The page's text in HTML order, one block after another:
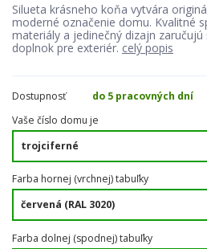
Silueta krásneho koňa vytvára
moderné označenie domu. Kvalitné
materiály a jedinečný dizajn
doplnok pre exteriér. celý popis
Dostupnosť
do 5 pracovných dní
Vaše číslo domu je
Farba hornej (vrchnej) tabuľky
Farba dolnej (spodnej) tabuľky